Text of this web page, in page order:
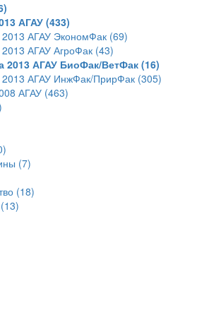
АГАУ (433)
АГАУ ЭкономФак (69)
АГАУ АгроФак (43)
2013 АГАУ БиоФак/ВетФак (16)
2013 АГАУ ИнжФак/ПрирФак (305)
АГАУ (463)
(7)
(18)